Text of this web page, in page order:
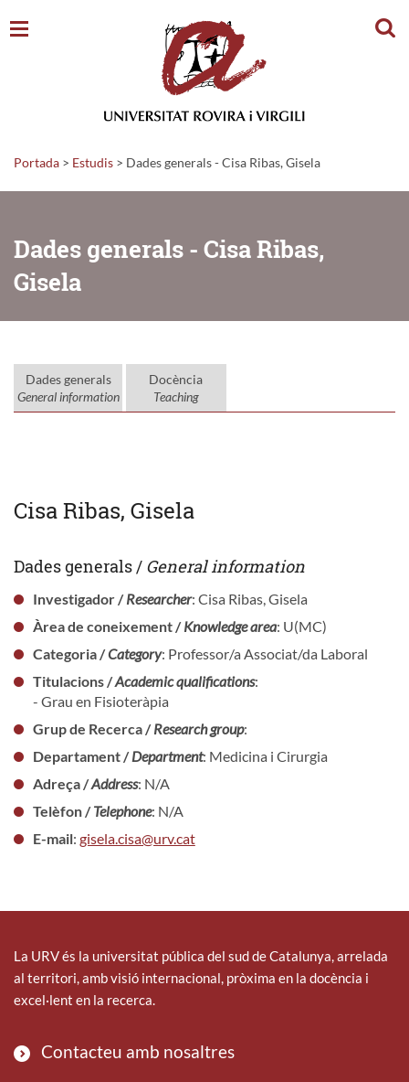
Portada > Estudis > Dades generals - Cisa Ribas, Gisela
Dades generals - Cisa Ribas,
Gisela
Dades generals
General information
Docència
Teaching
Cisa Ribas, Gisela
Dades generals / General information
Investigador /Researcher: Cisa Ribas, Gisela
Àrea de coneixement /Knowledge area: U(MC)
Categoria /Category: Professor/a Associat/da Laboral
Titulacions /Academic qualifications:
- Grau en Fisioteràpia
Grup de Recerca /Research group:
Departament /Department: Medicina i Cirurgia
Adreça /Address: N/A
Telèfon /Telephone: N/A
E-mail: gisela.cisa@urv.cat
La URV és la universitat pública del sud de Catalunya, arrelada
al territori, amb visió internacional, pròxima en la docència i
excel·lent en la recerca.
Contacteu amb nosaltres